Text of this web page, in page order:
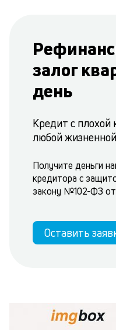
залог
день
Кредит с плохой
любой
Получите деньги
кредитора с
закону №102-ФЗ от
Оставить